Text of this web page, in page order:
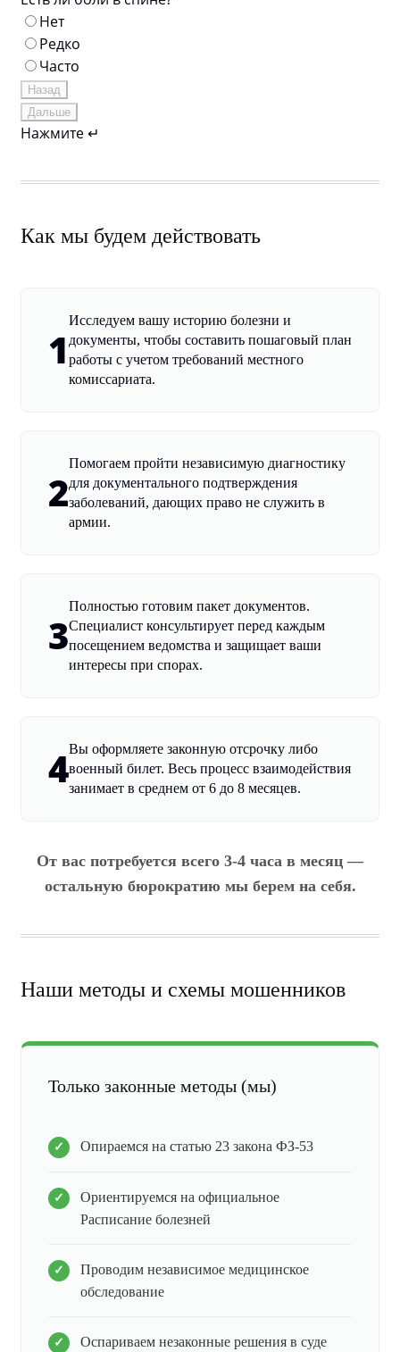
Нет
Редко
Часто
Назад
Дальше
Нажмите ↵
Как мы будем действовать
1
Исследуем вашу историю болезни и
документы, чтобы составить пошаговый план
работы с учетом требований местного
комиссариата.
2
Помогаем пройти независимую диагностику
для документального подтверждения
заболеваний, дающих право не служить в
армии.
3
Полностью готовим пакет документов.
Специалист консультирует перед каждым
посещением ведомства и защищает ваши
интересы при спорах.
4Вы оформляете законную отсрочку либо
военный билет. Весь процесс взаимодействия
занимает в среднем от 6 до 8 месяцев.
От вас потребуется всего 3-4 часа в месяц —
остальную бюрократию мы берем на себя.
Наши методы и схемы мошенников
Только законные методы (мы)
Опираемся на статью 23 закона ФЗ-53
Ориентируемся на официальное
Расписание болезней
Проводим независимое медицинское
обследование
Оспариваем незаконные решения в суде